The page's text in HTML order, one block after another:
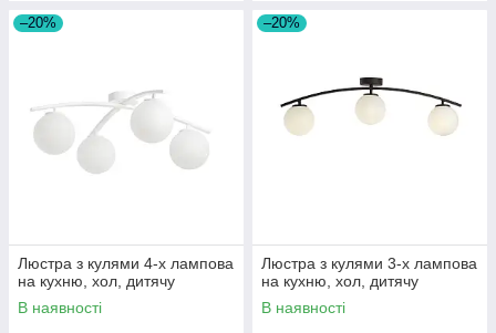
–20%
Люстра з кулями 4-х лампова
на кухню, хол, дитячу
В наявності
–20%
Люстра з кулями 3-х лампова
на кухню, хол, дитячу
В наявності